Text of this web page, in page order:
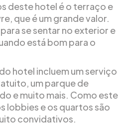
deste hotel é o terraço e
que é um grande valor.
se sentar no exterior e
está bom para o
hotel incluem um serviço
um parque de
e muito mais. Como este
lobbies e os quartos são
convidativos.